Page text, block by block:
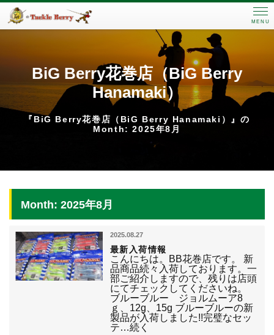
MENU
BiG Berry花巻店（BiG Berry
Hanamaki）
『BiG Berry花巻店（BiG Berry Hanamaki）』の
Month: 2025年8月
Month: 2025年8月
2025.08.27
最新入荷情報
こんにちは。BB花巻店です。 新
品商品続々入荷しております。一
部ご紹介しますので、残りは店頭
にてチェックしてくださいね。
ブルーブルー ジョルムーア8
ｇ、12g、15g ブルーブルーの新
製品が入荷しました!!完璧なセッ
テ…続く